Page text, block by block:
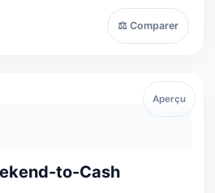
⚖ Comparer
to-Cash
Aperçu